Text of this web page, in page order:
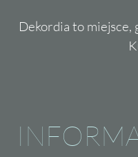
Dekordia to miejsce,